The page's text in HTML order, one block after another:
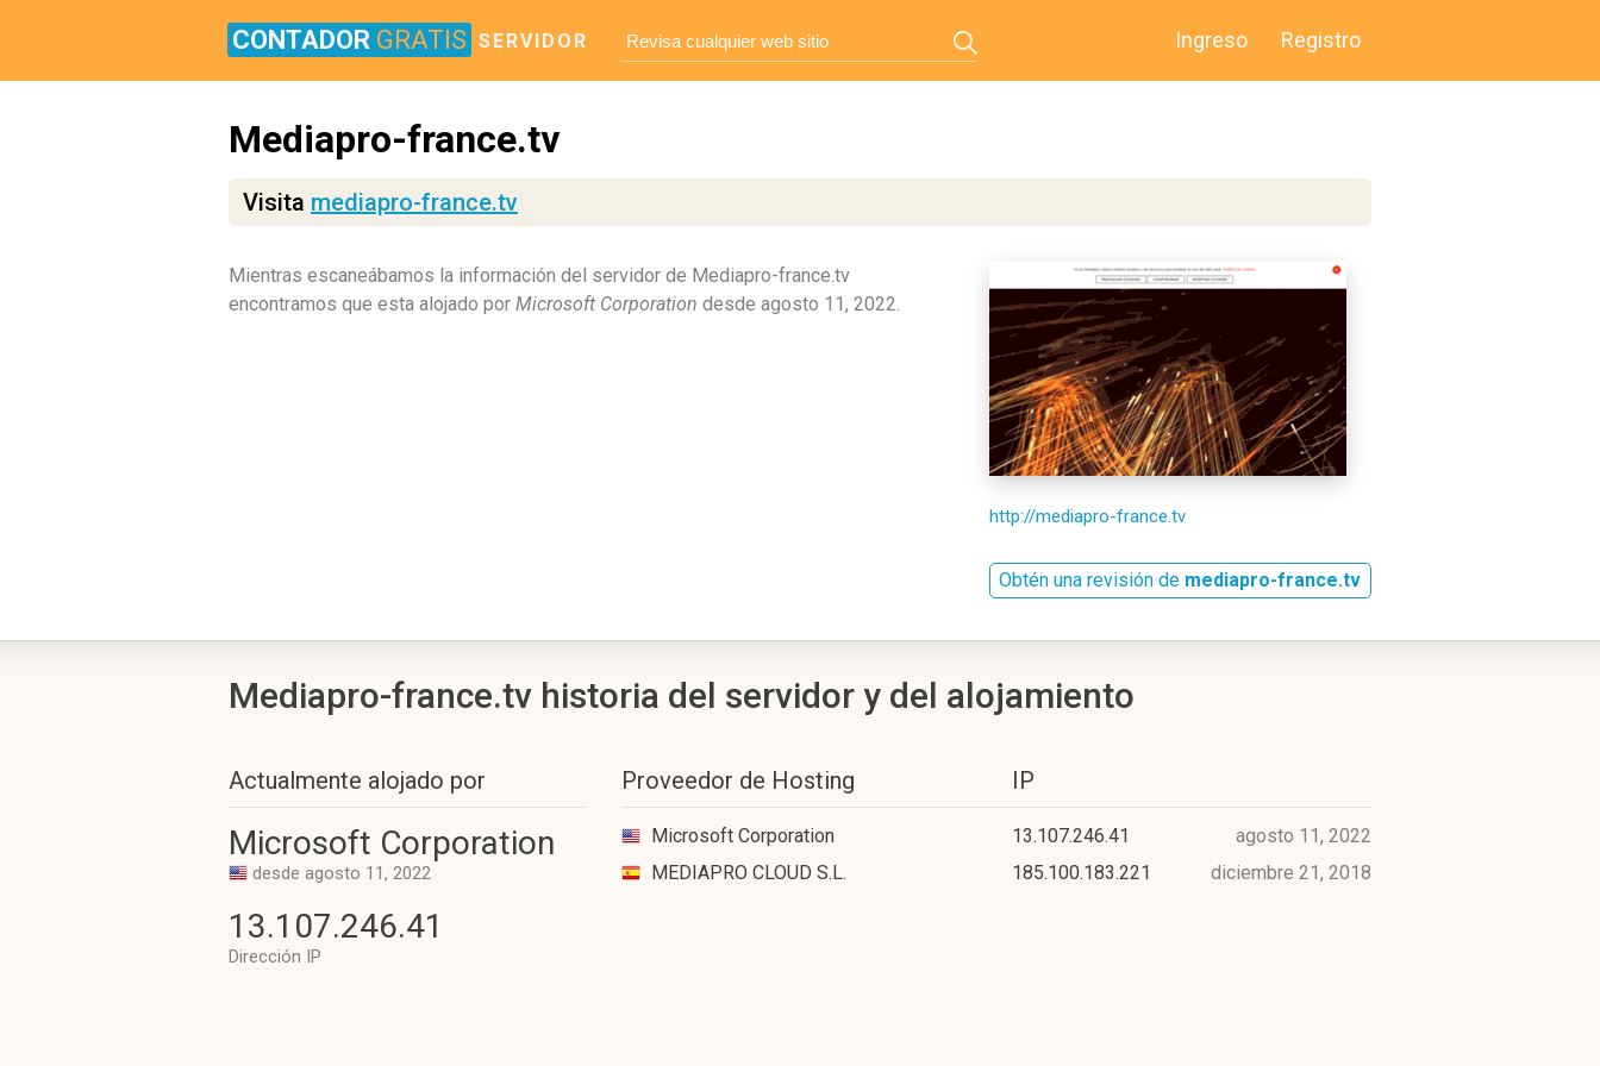
CONTADOR GRATIS SERVIDOR Ingreso Registro
Mediapro-france.tv
Visita mediapro-france.tv
Mientras escaneábamos la información del servidor de Mediapro-france.tv
encontramos que esta alojado por Microsoft Corporation desde agosto 11, 2022.
http://mediapro-france.tv
Obtén una revisión de mediapro-france.tv
Mediapro-france.tv historia del servidor y del alojamiento
Actualmente alojado por
Microsoft Corporation
desde agosto 11, 2022
13.107.246.41
Dirección IP
Proveedor de Hosting IP
Microsoft Corporation 13.107.246.41
agosto 11, 2022
MEDIAPRO CLOUD S.L.
185.100.183.221 diciembre 21, 2018